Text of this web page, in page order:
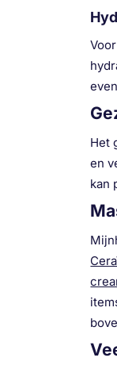
Het
en
kan